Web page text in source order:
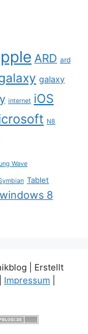
ARD ard
galaxy
internet iOS
N8
Wave
Tablet
windows 8
| Erstellt
Impressum